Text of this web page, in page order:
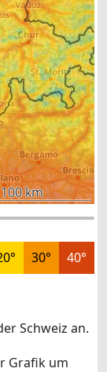
100 km
30° 40°
Schweiz an.
Grafik um